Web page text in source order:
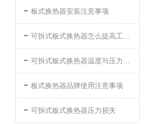
- 板式换热器安装注意事项
- 可拆式板式换热器怎么提高工作效率
- 可拆式板式换热器温度与压力的要求
- 板式换热器品牌使用注意事项
- 可拆式板式换热器压力损失